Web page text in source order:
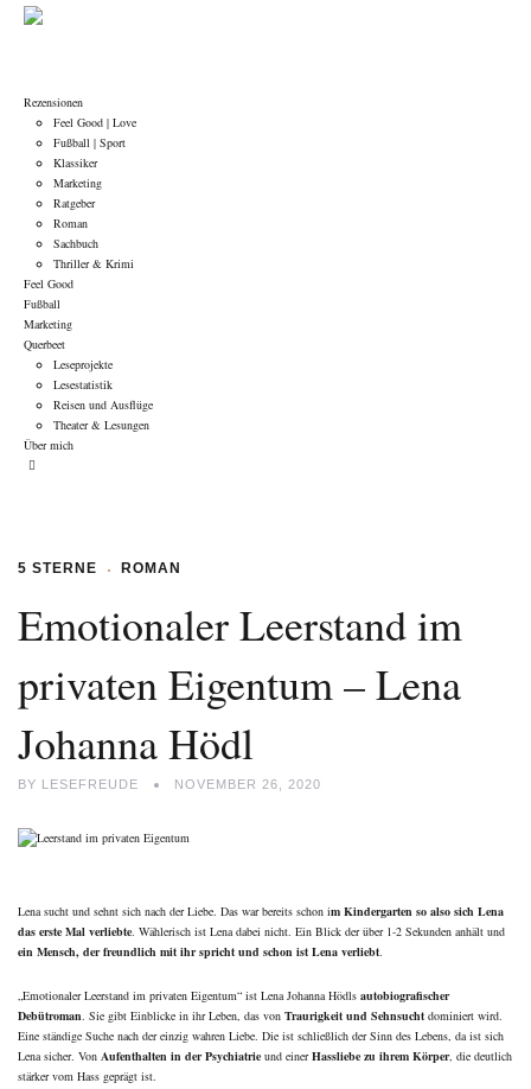
Rezensionen
Feel Good | Love
Fußball | Sport
Klassiker
Marketing
Ratgeber
Roman
Sachbuch
Thriller & Krimi
Feel Good
Fußball
Marketing
Querbeet
Leseprojekte
Lesestatistik
Reisen und Ausflüge
Theater & Lesungen
Über mich
5 STERNE ROMAN
Emotionaler Leerstand im
privaten Eigentum – Lena
Johanna Hödl
BY LESEFREUDE NOVEMBER 26, 2020
Lena sucht und sehnt sich nach der Liebe. Das war bereits schon im Kindergarten so also sich Lena
das erste Mal verliebte. Wählerisch ist Lena dabei nicht. Ein Blick der über 1-2 Sekunden anhält und
ein Mensch, der freundlich mit ihr spricht und schon ist Lena verliebt.
„Emotionaler Leerstand im privaten Eigentum“ ist Lena Johanna Hödls autobiografischer
Debütroman. Sie gibt Einblicke in ihr Leben, das von Traurigkeit und Sehnsucht dominiert wird.
Eine ständige Suche nach der einzig wahren Liebe. Die ist schließlich der Sinn des Lebens, da ist sich
Lena sicher. Von Aufenthalten in der Psychiatrie und einerHassliebe zu ihrem Körper, die deutlich
stärker vom Hass geprägt ist.